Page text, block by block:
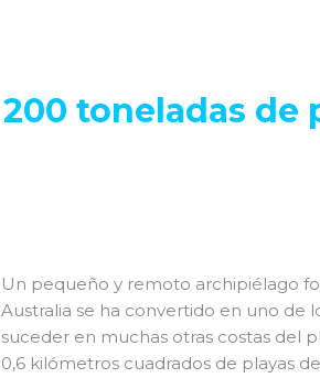
200 toneladas de
Un pequeño y remoto archipiélago
Australia se ha convertido en uno de
suceder en muchas otras costas del
0,6 kilómetros cuadrados de playas